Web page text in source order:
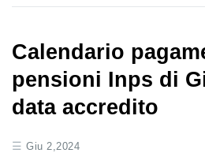
Calendario
pensioni Inps di
data accredito
Giu 2,2024